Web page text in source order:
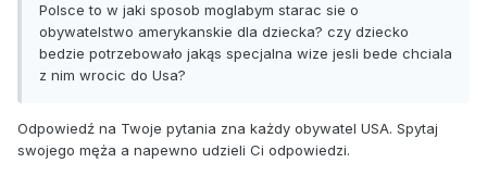
Polsce to w jaki sposob moglabym starac sie o
obywatelstwo amerykanskie dla dziecka? czy dziecko
bedzie potrzebowało jakąs specjalna wize jesli bede chciala
z nim wrocic do Usa?
Odpowiedź na Twoje pytania zna każdy obywatel USA. Spytaj
swojego męża a napewno udzieli Ci odpowiedzi.